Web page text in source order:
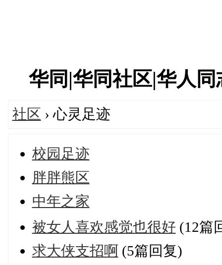
华同|华同社区|华人
社区 › 心灵足迹
校园足迹
胖胖熊区
中年之家
被女人喜欢感觉也很好 (12篇
求大侠支招啊 (5篇回复)